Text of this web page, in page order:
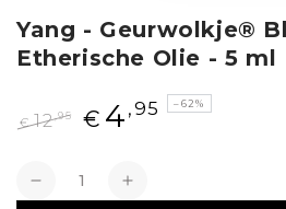
Yang - Geurwolkje®
Etherische Olie - 5 ml
€ 12,95 € 4 ,95 –62%
Verlagen Verhogen